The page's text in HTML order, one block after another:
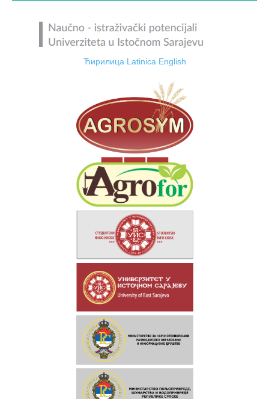
Ћирилица Latinica English